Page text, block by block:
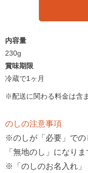
内容量
230g
賞味期限
冷蔵で1ヶ月
※配送に関わる料金は含
のしの注意事項
※のしが「必要」での
「無地のし」になりま
※「のしのお名入れ」